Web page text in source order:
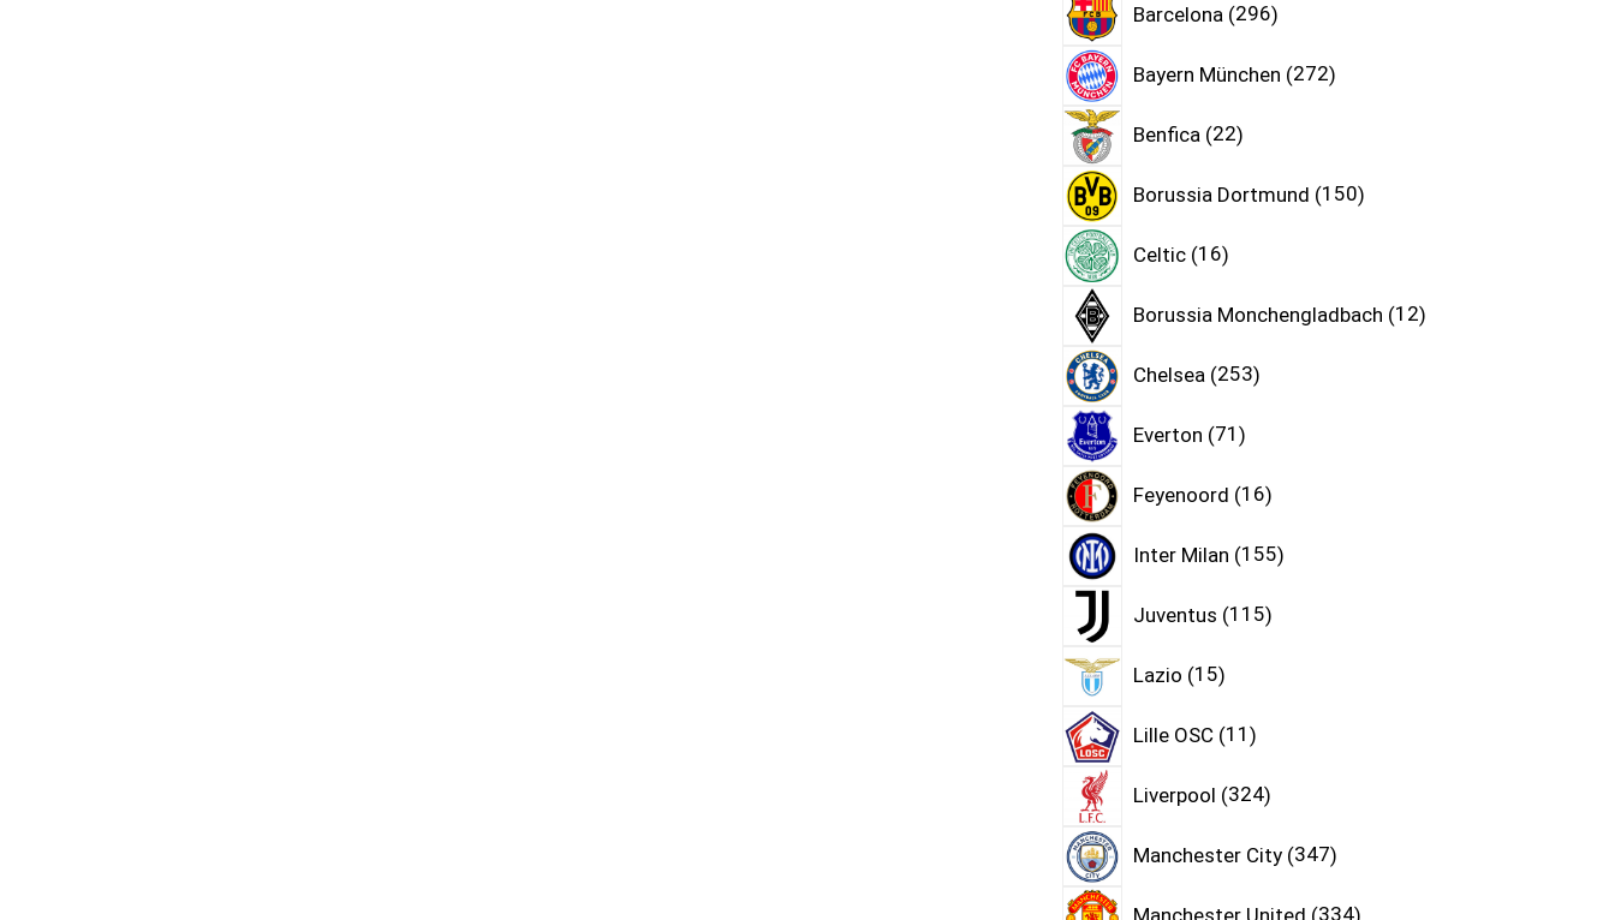
Barcelona 296
Bayern München 272
Benfica 22
Borussia Dortmund 150
Celtic 16
Borussia Monchengladbach 12
Chelsea 253
Everton 71
Feyenoord 16
Inter Milan 155
Juventus 115
Lazio 15
Lille OSC 11
Liverpool 324
Manchester City 347
Manchester United 334